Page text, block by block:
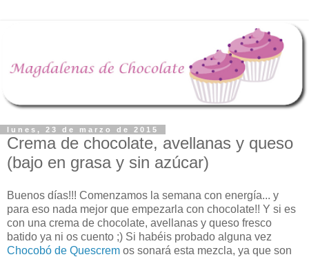
lunes, 23 de marzo de 2015
Crema de chocolate, avellanas y queso
(bajo en grasa y sin azúcar)
Buenos días!!! Comenzamos la semana con energía... y
para eso nada mejor que empezarla con chocolate!! Y si es
con una crema de chocolate, avellanas y queso fresco
batido ya ni os cuento ;) Si habéis probado alguna vez
Chocobó de Quescrem os sonará esta mezcla, ya que son